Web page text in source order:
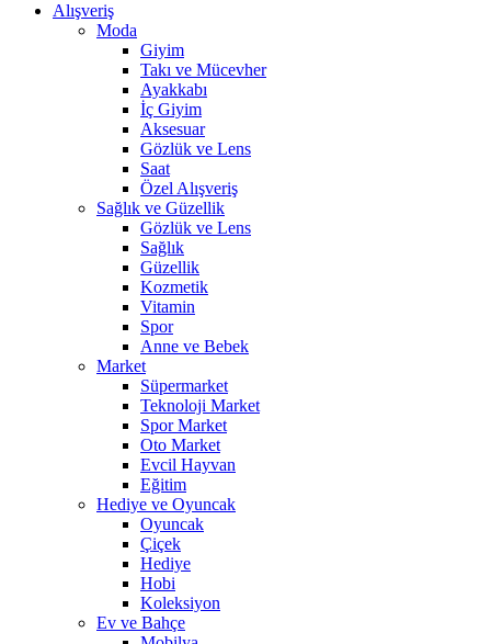
Alışveriş
Moda
Giyim
Takı ve Mücevher
Ayakkabı
İç Giyim
Aksesuar
Gözlük ve Lens
Saat
Özel Alışveriş
Sağlık ve Güzellik
Gözlük ve Lens
Sağlık
Güzellik
Kozmetik
Vitamin
Spor
Anne ve Bebek
Market
Süpermarket
Teknoloji Market
Spor Market
Oto Market
Evcil Hayvan
Eğitim
Hediye ve Oyuncak
Oyuncak
Çiçek
Hediye
Hobi
Koleksiyon
Ev ve Bahçe